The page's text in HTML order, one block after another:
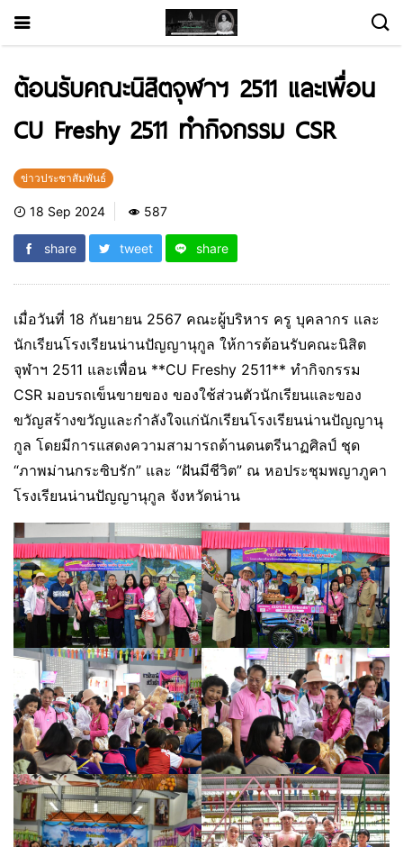
ต้อนรับคณะนิสิตจุฬาฯ 2511 และเพื่อน
CU Freshy 2511 ทำกิจกรรม CSR
ข่าวประชาสัมพันธ์
18 Sep 2024 587
share tweet share
เมื่อวันที่ 18 กันยายน 2567 คณะผู้บริหาร ครู บุคลากร และ
นักเรียนโรงเรียนน่านปัญญานุกูล ให้การต้อนรับคณะนิสิต
จุฬาฯ 2511 และเพื่อน **CU Freshy 2511** ทำกิจกรรม
CSR มอบรถเข็นขายของ ของใช้ส่วนตัวนักเรียนและของ
ขวัญสร้างขวัญและกำลังใจแก่นักเรียนโรงเรียนน่านปัญญานุ
กูล โดยมีการแสดงความสามารถด้านดนตรีนาฏศิลป์ ชุด
“ภาพม่านกระซิบรัก” และ “ฝันมีชีวิต” ณ หอประชุมพญาภูคา
โรงเรียนน่านปัญญานุกูล จังหวัดน่าน